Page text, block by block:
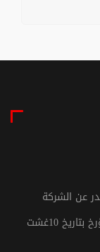
الإيداع القانوني طبقا لقانون الصحافة والنشر المؤرخ بتاريخ 10غشت